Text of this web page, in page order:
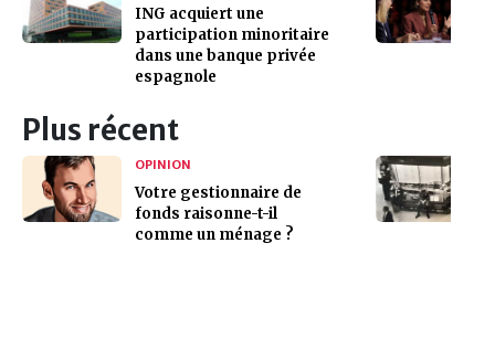
ING acquiert une
participation minoritaire
dans une banque privée
espagnole
Plus récent
OPINION
Votre gestionnaire de
fonds raisonne-t-il
comme un ménage ?